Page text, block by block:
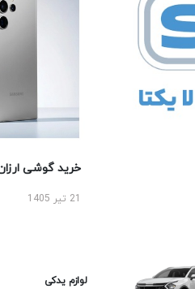
خرید گوشی ارزان
لوازم یدکی